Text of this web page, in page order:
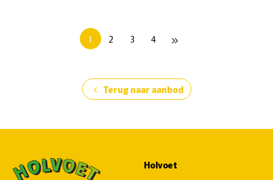
1 2 3 4 keyboard_double_arrow_right
chevron_left Terug naar aanbod
Holvoet